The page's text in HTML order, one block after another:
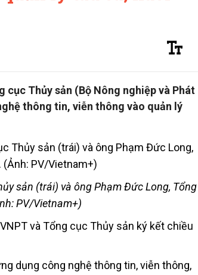
cục Thủy sản (Bộ Nông nghiệp và Phát
thông tin, viễn thông vào quản lý
sản (trái) và ông Phạm Đức Long, Tổng
PV/Vietnam+)
và Tổng cục Thủy sản ký kết chiều
dụng công nghệ thông tin, viễn thông,